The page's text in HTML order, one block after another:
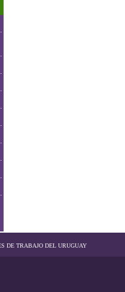
DE TRABAJO DEL URUGUAY